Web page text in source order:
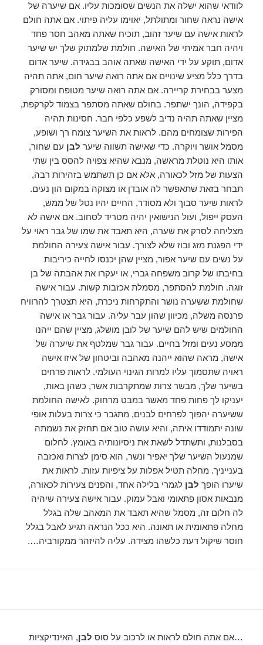
לוודאי שהוא ישלה את הנשים שסומכות עליו. אם שיערה של
אישה נראה שחור ומתולתל, יאוימו עליה פיתוי. אם אתה חולם
לראות אישה עם שיער זהוב, תוכיח שאתה מאהב חסר פחד
ויהיה חבר אמיתי של האישה. חולמת שלמתוק שלך יש שיער
אדום, תוקע על ידי האישה שאתה אוהב בבגידה. שיער אדום
בדרך כלל מציע שינויים אם אתה רואה שיער חום, אתה תהיה
מצער בבחירת קריירה. אם אתה רואה שיער מטופח ומסורק
בקפידה, הונך ישתפר. בחולם שאתה מסתפר בצמוד לקרקפת,
מציין שאתה תהיה נדיב לשפע כלפי חבר. חסינות תהיה
הפירות שצומחים מהם. לראות את השיער צומח רך ושופע,
מסמל אושר ויוקרה. כדי שאישה תשווה שיער לבן עם שחור,
אותו היא נוטלת מראשה, מנבא שהיא צפויה להסס בין שתי
הצעות של מזל לכאורה, אלא אם כן תשתמש בזהירות רבה,
תבחר בזאת שתאפשר לה אובדן או מצוקה במקום הון נעים.
לראות שיער סבוך ולא מסודר, החיים יהיו נטל של ממש,
העסק ייפול, ועול הנישואין יהיה מטריד לסחוב. אם אישה לא
מצליחה לסרק את שערה, היא תאבד את שמו של גבר ראוי על
ידי הפגנת מזג ובוז שלא לצורך. עבור אישה צעירה החולמת
על נשים עם שיער אפור, מציין שהן יכנסו לחייה כיריבות
בחיבתו של קרוב משפחה גברי, או יעקרו את אהבתה של בן
זוגה. חולמת להסתפר, מסמלת אכזבות קשות. עבור אישה
שחולמת ששערה נושר והתקרחות ניכרת, היא תצטרך להרוויח
פרנסה משלה, מכיוון שהון עבר עליה. עבור גבר או אישה
החולמים שיש להם שיער של לובן מושלג, מציין שהם ייהנו
ממסע נעים ומזל בחיים. עבור גבר שמלטף את שיערה של
אישה, מראה שהוא ייהנה מאהבה וביטחון של איזו אישה
ראויה שתסמוך עליו למרות הגינוי העולמי. לראות פרחים
בשיער שלך, מבשר צרות שמתקרבות אשר, כשהן באות,
יעניקו לך פחות פחד מאשר במבט מרחוק. לאישה החולמת
ששיערה יהפוך לפרחים לבנים, מתגבר כי צרות בעלות אופי
שונה יתמודדו איתה, והיא עושה טוב אם תחזק את נשמתה
בסבלנות, ותשתדל לשאת את ניסיונותיה באומץ. לחלום
שמנעול השיער שלך יאפיר ונשר, הוא סימן לצרות ואכזבה
בענייניך. מחלה תטיל אפלות על ציפיות עזות. לראות את
שיערו הופך לבן לגמרי בלילה אחד, והפנים צעירות לכאורה,
מנבאות אסון פתאומי ואבל עמוק. עבור אישה צעירה שיהיה
לה חלום זה, מסמל שהיא תאבד את המאהב שלה בגלל
מחלה פתאומית או תאונה. היא ככל הנראה תגיע לאבל בגלל
חוסר שיקול דעת כלשהו מצידה. עליה להיזהר ממקורביה….
…אם אתה חולם לראות או לרכוב על סוס לבן, האינדיקציות